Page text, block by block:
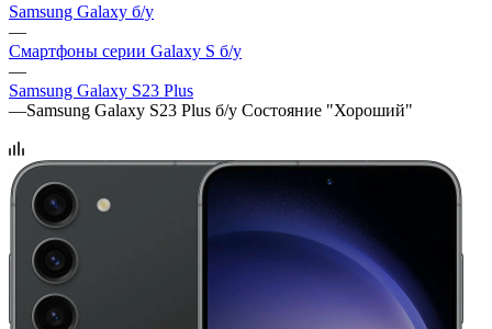
Samsung Galaxy б/у
—
Смартфоны серии Galaxy S б/у
—
Samsung Galaxy S23 Plus
—Samsung Galaxy S23 Plus б/у Состояние "Хороший"